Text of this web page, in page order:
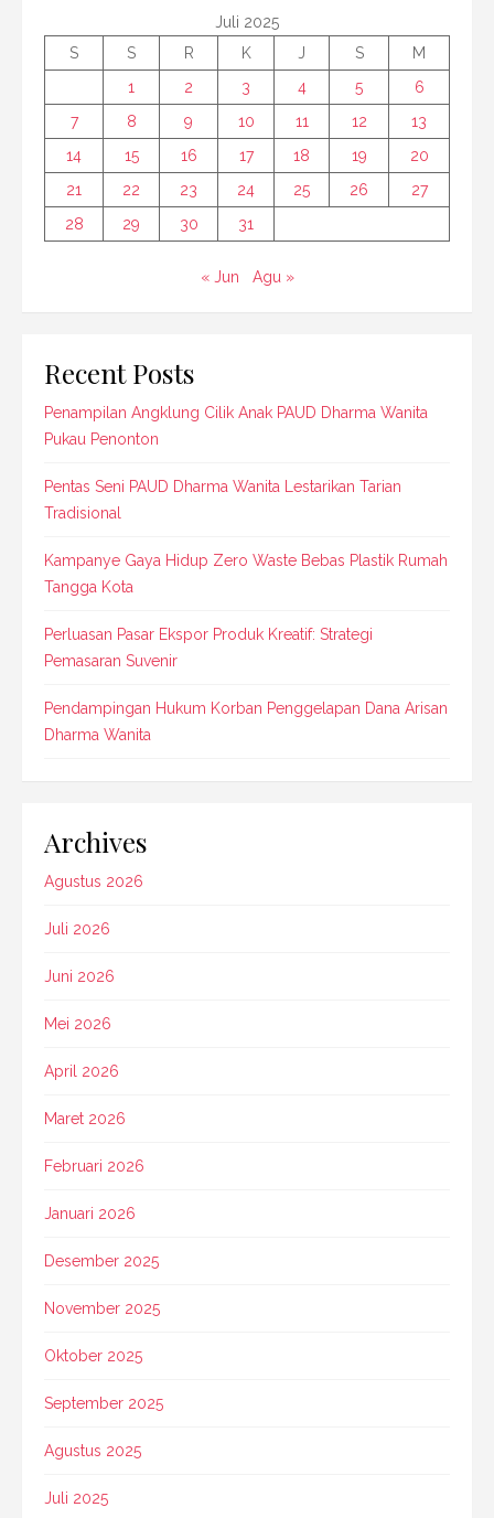
Juli 2025
S
S R K J S
M
1
2 3 4 5
6
7
8 9 10 11 12
13
14
15 16 17 18 19
20
21
22 23 24 25 26
27
28
29 30 31
« Jun Agu »
Recent Posts
Penampilan Angklung Cilik Anak PAUD Dharma Wanita
Pukau Penonton
Pentas Seni PAUD Dharma Wanita Lestarikan Tarian
Tradisional
Kampanye Gaya Hidup Zero Waste Bebas Plastik Rumah
Tangga Kota
Perluasan Pasar Ekspor Produk Kreatif: Strategi
Pemasaran Suvenir
Pendampingan Hukum Korban Penggelapan Dana Arisan
Dharma Wanita
Archives
Agustus 2026
Juli 2026
Juni 2026
Mei 2026
April 2026
Maret 2026
Februari 2026
Januari 2026
Desember 2025
November 2025
Oktober 2025
September 2025
Agustus 2025
Juli 2025